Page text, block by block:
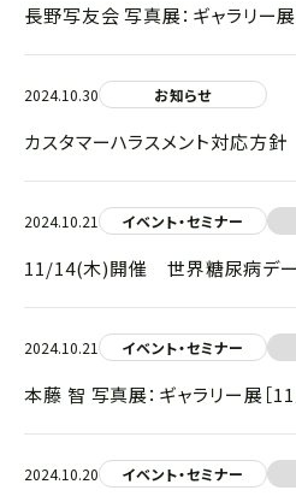
長野写友会 写真展：ギャラリー展
2024.10.30 お知らせ
カスタマーハラスメント対応方針
2024.10.21 イベント・セミナー
11/14(木)開催 世界糖尿病デー
2024.10.21 イベント・セミナー
本藤 智 写真展：ギャラリー展［11
2024.10.20 イベント・セミナー